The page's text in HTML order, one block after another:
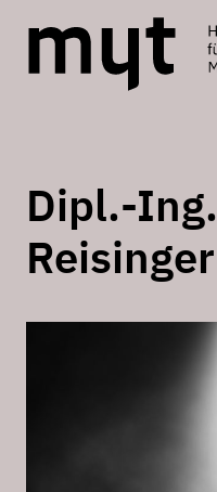
Dipl.-
Reisinger